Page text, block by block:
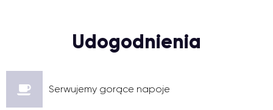
Udogodnienia
Serwujemy gorące napoje